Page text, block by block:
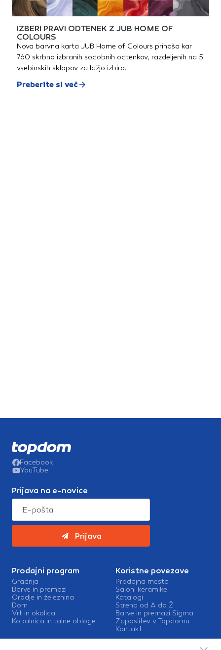
IZBERI PRAVI ODTENEK Z JUB HOME OF
COLOURS
Nova barvna karta JUB Home of Colours prinaša kar
760 skrbno izbranih sodobnih odtenkov, razdeljenih na 5
vsebinskih sklopov za lažjo izbiro.
Preberite si več
Facebook
YouTube
Prijava na e-novice
Prijava
Prodajni program
Gradnja
Barve in premazi
Orodje in železnina
Dom
Vrt in okolica
Kopalnica in talne obloge
Koristne povezave
Prodajna mesta
Saloni keramike
Katalogi
Streha od A do Ž
Barve in premazi Sigma
Zaposlitev v Topdomu
Kontakt